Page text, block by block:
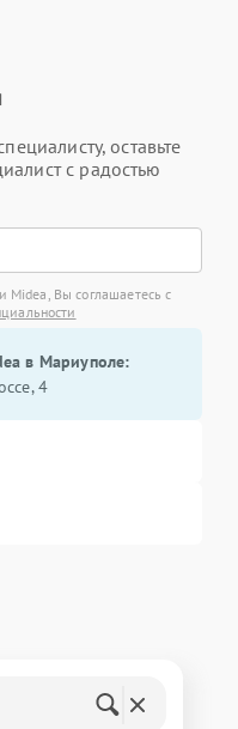
оставьте
с радостью
Midea, Вы соглашаетесь с
в Мариуполе:
4